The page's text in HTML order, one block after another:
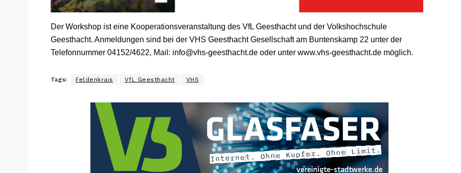
Der Workshop ist eine Kooperationsveranstaltung des VfL Geesthacht und der Volkshochschule
Geesthacht. Anmeldungen sind bei der VHS Geesthacht Gesellschaft am Buntenskamp 22 unter der
Telefonnummer 04152/4622, Mail: info@vhs-geesthacht.de oder unter www.vhs-geesthacht.de möglich.
Tags: Feldenkrais VfL Geesthacht VHS